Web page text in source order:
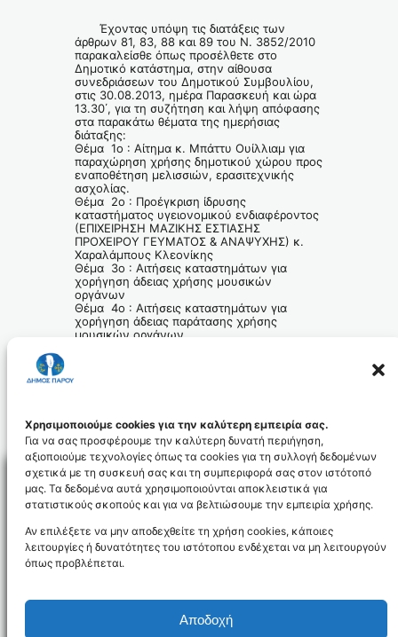
Χρησιμοποιούμε cookies για την καλύτερη εμπειρία σας.
Για να σας προσφέρουμε την καλύτερη δυνατή περιήγηση,
αξιοποιούμε τεχνολογίες όπως τα cookies για τη συλλογή δεδομένων
σχετικά με τη συσκευή σας και τη συμπεριφορά σας στον ιστότοπό
μας. Τα δεδομένα αυτά χρησιμοποιούνται αποκλειστικά για
στατιστικούς σκοπούς και για να βελτιώσουμε την εμπειρία χρήσης.
Αν επιλέξετε να μην αποδεχθείτε τη χρήση cookies, κάποιες
λειτουργίες ή δυνατότητες του ιστότοπου ενδέχεται να μη λειτουργούν
όπως προβλέπεται.
Αποδοχή
Έχοντας υπόψη τις διατάξεις των
άρθρων 81, 83, 88 και 89 του Ν. 3852/2010
παρακαλείσθε όπως προσέλθετε στο
Δημοτικό κατάστημα, στην αίθουσα
συνεδριάσεων του Δημοτικού Συμβουλίου,
στις 30.08.2013, ημέρα Παρασκευή και ώρα
13.30΄, για τη συζήτηση και λήψη απόφασης
στα παρακάτω θέματα της ημερήσιας
διάταξης:
Θέμα 1ο : Αίτημα κ. Μπάττυ Ουίλλιαμ για
παραχώρηση χρήσης δημοτικού χώρου προς
εναποθέτηση μελισσιών, ερασιτεχνικής
ασχολίας.
Θέμα 2ο : Προέγκριση ίδρυσης
καταστήματος υγειονομικού ενδιαφέροντος
(ΕΠΙΧΕΙΡΗΣΗ ΜΑΖΙΚΗΣ ΕΣΤΙΑΣΗΣ
ΠΡΟΧΕΙΡΟΥ ΓΕΥΜΑΤΟΣ & ΑΝΑΨΥΧΗΣ) κ.
Χαραλάμπους Κλεονίκης
Θέμα 3ο : Αιτήσεις καταστημάτων για
χορήγηση άδειας χρήσης μουσικών
οργάνων
Θέμα 4ο : Αιτήσεις καταστημάτων για
χορήγηση άδειας παράτασης χρήσης
μουσικών οργάνων
NEWSLETTER